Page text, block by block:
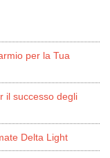
per la Tua
il successo degli
Delta Light